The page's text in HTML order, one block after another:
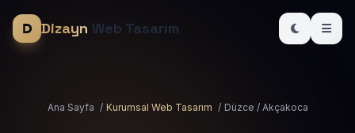
Dizayn Web Tasarım
Ana Sayfa / Kurumsal Web Tasarım / Düzce / Akçakoca